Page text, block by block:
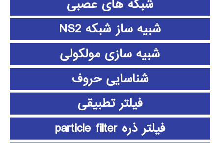
شبکه های عصبی
شبیه ساز شبکه NS2
شبیه سازی مولکولی
شناسایی حروف
فیلتر تطبیقی
فیلتر ذره particle filter